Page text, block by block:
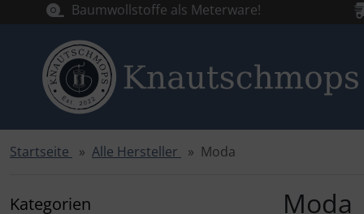
Sprungnavigation
Springe zur Navigation
Baumwollstoffe als Meterware!
Startseite Alle Hersteller Moda
Kategorien
Moda